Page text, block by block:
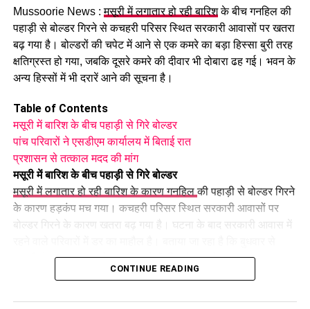
Mussoorie News :मसूरी में लगातार हो रही बारिशके बीच गनहिल की
पहाड़ी से बोल्डर गिरने से कचहरी परिसर स्थित सरकारी आवासों पर खतरा
बढ़ गया है। बोल्डरों की चपेट में आने से एक कमरे का बड़ा हिस्सा बुरी तरह
क्षतिग्रस्त हो गया, जबकि दूसरे कमरे की दीवार भी दोबारा ढह गई। भवन के
अन्य हिस्सों में भी दरारें आने की सूचना है।
Table of Contents
मसूरी में बारिश के बीच पहाड़ी से गिरे बोल्डर
पांच परिवारों ने एसडीएम कार्यालय में बिताई रात
प्रशासन से तत्काल मदद की मांग
मसूरी में बारिश के बीच पहाड़ी से गिरे बोल्डर
मसूरी में लगातार हो रही बारिश के कारण गनहिलकी पहाड़ी से बोल्डर गिरने
के कारण हड़कंप मच गया। कचहरी परिसर स्थित सरकारी आवासों पर
बोल्डर गिरने के कारण खतरा बढ़ गया है। घटना के बाद सरकारी आवास में
पहाड़ी से रुक-रुककर बोल्डर गिर रहे हैं, जिसके चलते खतरा लगातार बना
पांच परिवारों ने एसडीएम कार्यालय में बिताई रात
CONTINUE READING